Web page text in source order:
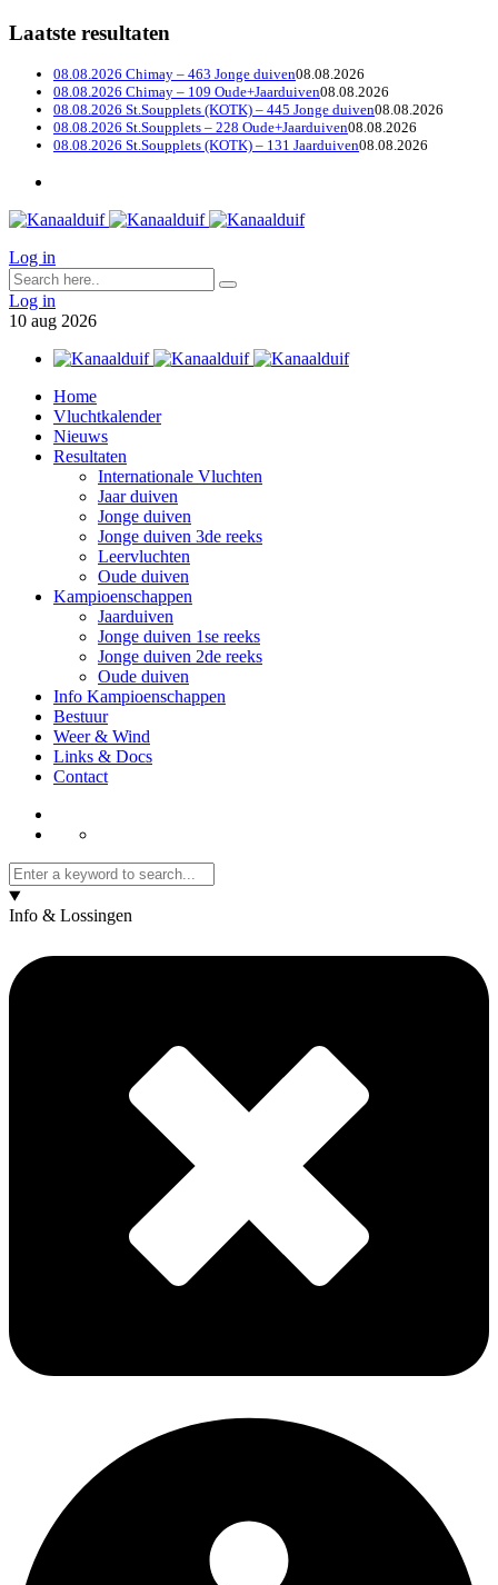
Laatste resultaten
08.08.2026 Chimay – 463 Jonge duiven08.08.2026
08.08.2026 Chimay – 109 Oude+Jaarduiven08.08.2026
08.08.2026 St.Soupplets (KOTK) – 445 Jonge duiven08.08.2026
08.08.2026 St.Soupplets – 228 Oude+Jaarduiven08.08.2026
08.08.2026 St.Soupplets (KOTK) – 131 Jaarduiven08.08.2026
Log in
Log in
10 aug 2026
Home
Vluchtkalender
Nieuws
Resultaten
Internationale Vluchten
Jaar duiven
Jonge duiven
Jonge duiven 3de reeks
Leervluchten
Oude duiven
Kampioenschappen
Jaarduiven
Jonge duiven 1se reeks
Jonge duiven 2de reeks
Oude duiven
Info Kampioenschappen
Bestuur
Weer & Wind
Links & Docs
Contact
Info & Lossingen